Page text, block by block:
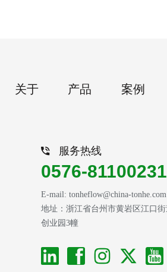
关于 产品 案例
服务热线
0576-81100231
E-mail: tonheflow@china-tonhe.com
地址：浙江省台州市黄岩区江口
创业园3幢